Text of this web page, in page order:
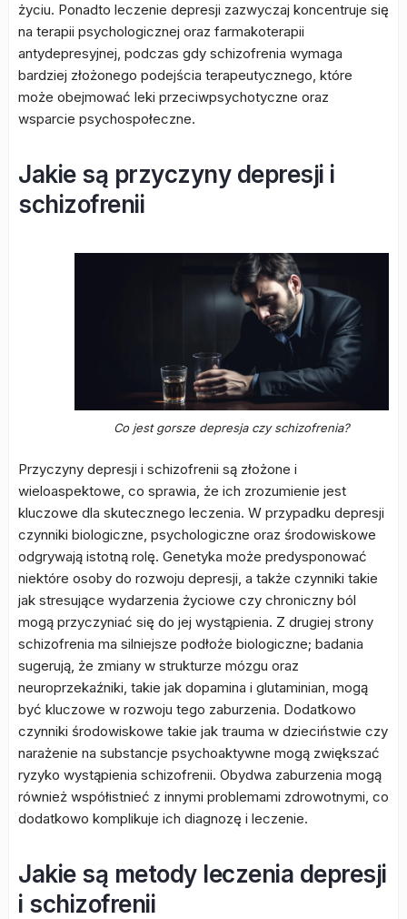
życiu. Ponadto leczenie depresji zazwyczaj koncentruje się
na terapii psychologicznej oraz farmakoterapii
antydepresyjnej, podczas gdy schizofrenia wymaga
bardziej złożonego podejścia terapeutycznego, które
może obejmować leki przeciwpsychotyczne oraz
wsparcie psychospołeczne.
Jakie są przyczyny depresji i
schizofrenii
Co jest gorsze depresja czy schizofrenia?
Przyczyny depresji i schizofrenii są złożone i
wieloaspektowe, co sprawia, że ich zrozumienie jest
kluczowe dla skutecznego leczenia. W przypadku depresji
czynniki biologiczne, psychologiczne oraz środowiskowe
odgrywają istotną rolę. Genetyka może predysponować
niektóre osoby do rozwoju depresji, a także czynniki takie
jak stresujące wydarzenia życiowe czy chroniczny ból
mogą przyczyniać się do jej wystąpienia. Z drugiej strony
schizofrenia ma silniejsze podłoże biologiczne; badania
sugerują, że zmiany w strukturze mózgu oraz
neuroprzekaźniki, takie jak dopamina i glutaminian, mogą
być kluczowe w rozwoju tego zaburzenia. Dodatkowo
czynniki środowiskowe takie jak trauma w dzieciństwie czy
narażenie na substancje psychoaktywne mogą zwiększać
ryzyko wystąpienia schizofrenii. Obydwa zaburzenia mogą
również współistnieć z innymi problemami zdrowotnymi, co
dodatkowo komplikuje ich diagnozę i leczenie.
Jakie są metody leczenia depresji
i schizofrenii